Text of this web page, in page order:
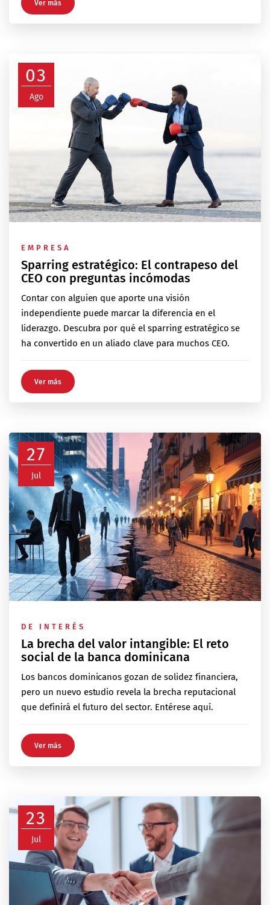
Ver más
03
Ago
EMPRESA
Sparring estratégico: El contrapeso del
CEO con preguntas incómodas
Contar con alguien que aporte una visión
independiente puede marcar la diferencia en el
liderazgo. Descubra por qué el sparring estratégico se
ha convertido en un aliado clave para muchos CEO.
Ver más
27
Jul
DE INTERÉS
La brecha del valor intangible: El reto
social de la banca dominicana
Los bancos dominicanos gozan de solidez financiera,
pero un nuevo estudio revela la brecha reputacional
que definirá el futuro del sector. Entérese aquí.
Ver más
23
Jul